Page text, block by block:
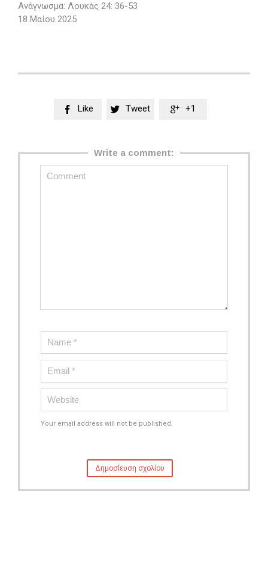
Ανάγνωσμα: Λουκάς 24: 36-53
18 Μαίου 2025
 Like  Tweet  +1
Write a comment:
Your email address will not be published.